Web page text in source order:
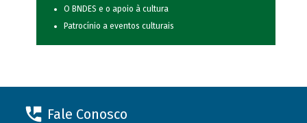
O BNDES e o apoio à cultura
Patrocínio a eventos culturais
Fale Conosco